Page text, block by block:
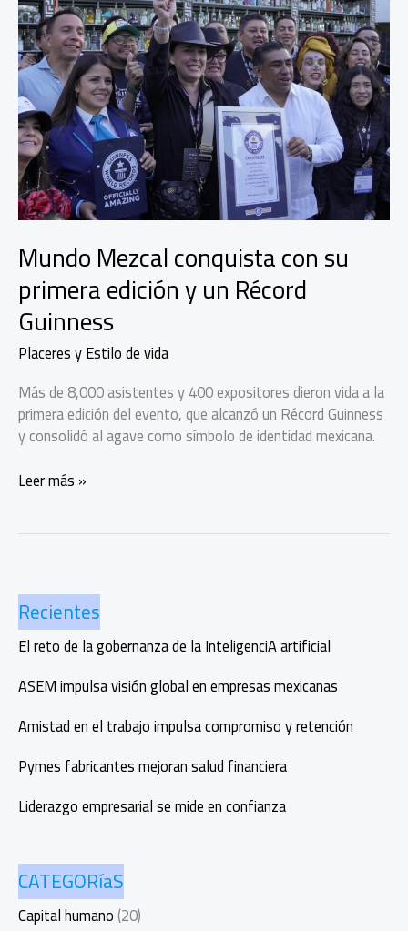
Mundo Mezcal conquista con su
primera edición y un Récord
Guinness
Placeres y Estilo de vida
Más de 8,000 asistentes y 400 expositores dieron vida a la
primera edición del evento, que alcanzó un Récord Guinness
y consolidó al agave como símbolo de identidad mexicana.
Mundo
primera
edición
y
un
Récord
Guinness
Leer más »
Recientes
El reto de la gobernanza de la InteligenciA artificial
ASEM impulsa visión global en empresas mexicanas
Amistad en el trabajo impulsa compromiso y retención
Pymes fabricantes mejoran salud financiera
Liderazgo empresarial se mide en confianza
CATEGORíaS
Capital humano(20)